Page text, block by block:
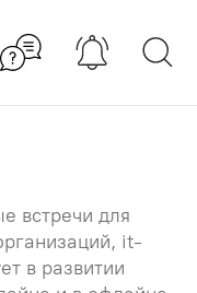
×
встречи для
it-
в развитии